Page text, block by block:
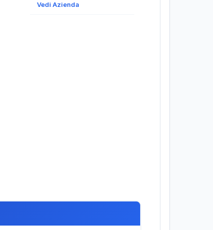
Vedi Azienda